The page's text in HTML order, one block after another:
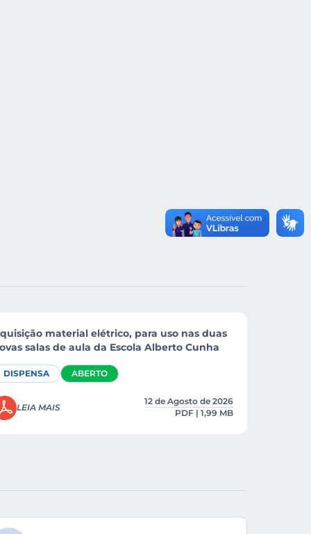
material elétrico, para uso nas duas
salas de aula da Escola Alberto Cunha
DISPENSA ABERTO
LEIA MAIS
12 de Agosto de 2026
PDF | 1,99 MB